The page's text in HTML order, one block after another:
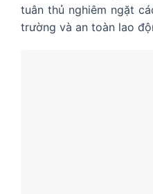
tuân thủ nghiêm ngặt
trường và an toàn lao